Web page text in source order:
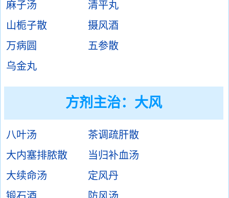
麻子汤
清平丸
山栀子散
摄风酒
万病圆
五参散
乌金丸
方剂主治： 大风
八叶汤
茶调疏肝散
大内塞排脓散
当归补血汤
大续命汤
定风丹